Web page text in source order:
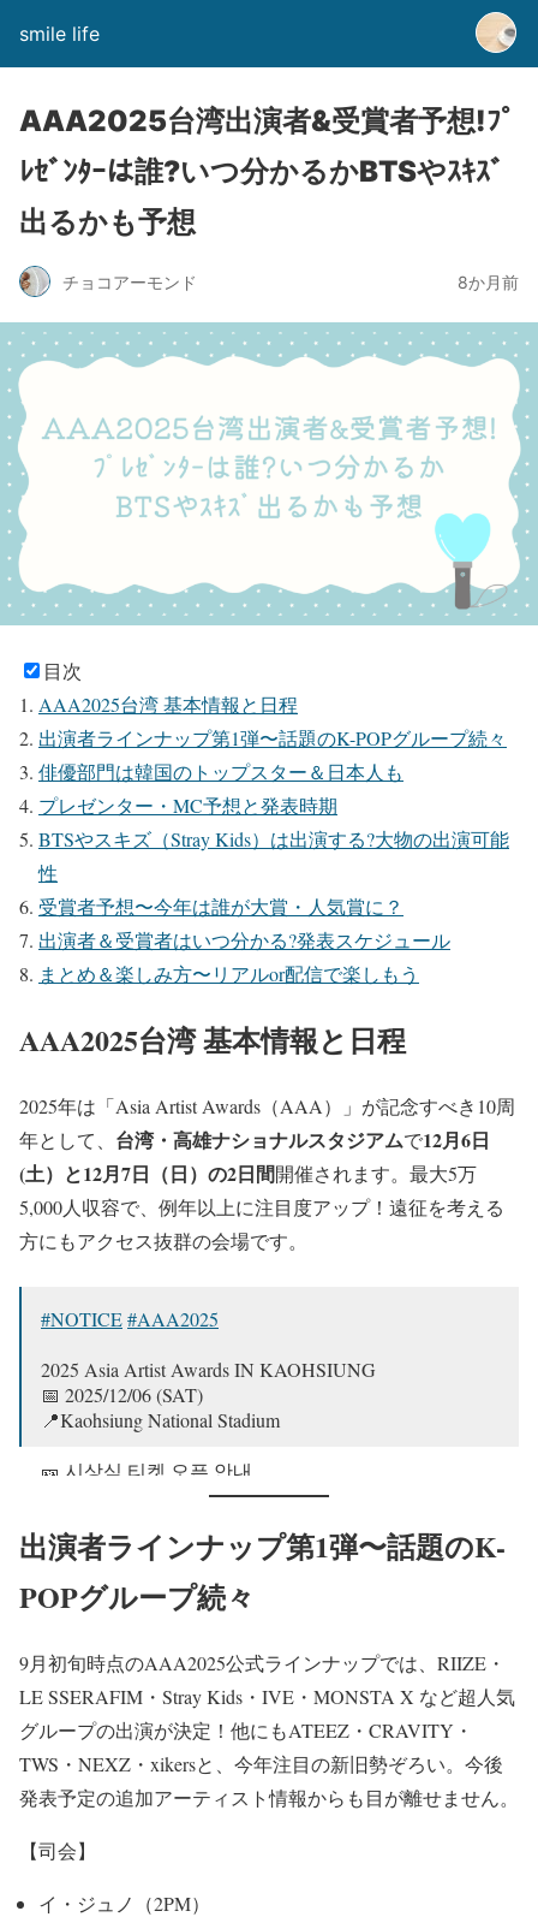
smile life
AAA2025台湾出演者&受賞者予想!ﾌﾟ
ﾚｾﾞﾝﾀｰは誰?いつ分かるかBTSやｽｷｽﾞ
出るかも予想
チョコアーモンド 8か月前
目次
AAA2025台湾 基本情報と日程
出演者ラインナップ第1弾〜話題のK-POPグループ続々
俳優部門は韓国のトップスター＆日本人も
プレゼンター・MC予想と発表時期
BTSやスキズ（Stray Kids）は出演する?大物の出演可能
性
受賞者予想〜今年は誰が大賞・人気賞に？
出演者＆受賞者はいつ分かる?発表スケジュール
まとめ＆楽しみ方〜リアルor配信で楽しもう
AAA2025台湾 基本情報と日程
2025年は「Asia Artist Awards（AAA）」が記念すべき10周
年として、 台湾・高雄ナショナルスタジアムで12月6日
(土）と12月7日（日）の2日間開催されます。最大5万
5,000人収容で、例年以上に注目度アップ！遠征を考える
方にもアクセス抜群の会場です。
#NOTICE#AAA2025
2025 Asia Artist Awards IN KAOHSIUNG
📅 2025/12/06 (SAT)
📍Kaohsiung National Stadium
🎫 시상식 티켓 오픈 안내
➤ NOL 티켓 (Interpark Global)
예매 시작: 2025/09/06 13:00 (GMT+8)
※ 자세한 내용은 아래 페이지에서 확인해주세요.
한국 국적…
pic.twitter.com/dl60Msg3yd
出演者ラインナップ第1弾〜話題のK-
POPグループ続々
9月初旬時点のAAA2025公式ラインナップでは、RIIZE・
LE SSERAFIM・Stray Kids・IVE・MONSTA X など超人気
グループの出演が決定！他にもATEEZ・CRAVITY・
TWS・NEXZ・xikersと、今年注目の新旧勢ぞろい。今後
発表予定の追加アーティスト情報からも目が離せません。
【司会】
イ・ジュノ（2PM）